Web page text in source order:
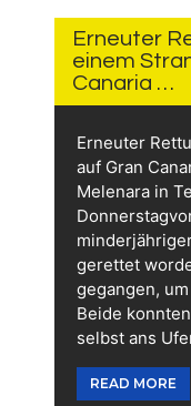
Erneuter
einem
Canaria …
Erneuter
auf Gran
Melenara in
gerettet
gegangen,
Beide
selbst ans
READ MORE